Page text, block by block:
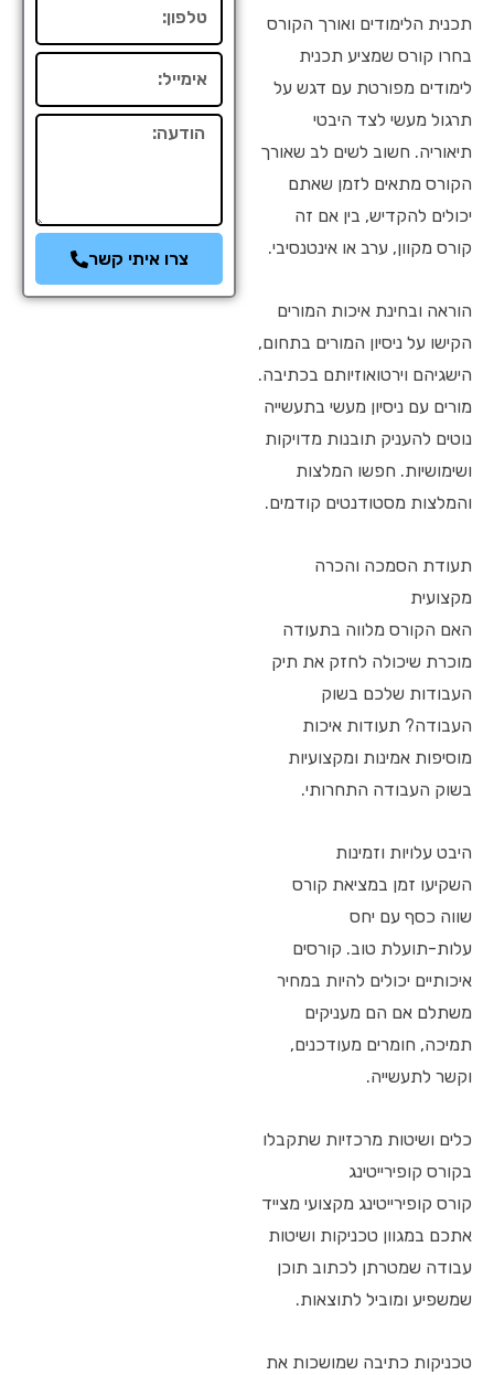
תכנית הלימודים ואורך הקורס
בחרו קורס שמציע תכנית
לימודים מפורטת עם דגש על
תרגול מעשי לצד היבטי
תיאוריה. חשוב לשים לב שאורך
הקורס מתאים לזמן שאתם
יכולים להקדיש, בין אם זה
קורס מקוון, ערב או אינטנסיבי.
הוראה ובחינת איכות המורים
הקישו על ניסיון המורים בתחום,
הישגיהם וירטואוזיותם בכתיבה.
מורים עם ניסיון מעשי בתעשייה
נוטים להעניק תובנות מדויקות
ושימושיות. חפשו המלצות
והמלצות מסטודנטים קודמים.
תעודת הסמכה והכרה
מקצועית
האם הקורס מלווה בתעודה
מוכרת שיכולה לחזק את תיק
העבודות שלכם בשוק
העבודה? תעודות איכות
מוסיפות אמינות ומקצועיות
בשוק העבודה התחרותי.
היבט עלויות וזמינות
השקיעו זמן במציאת קורס
שווה כסף עם יחס
עלות-תועלת טוב. קורסים
איכותיים יכולים להיות במחיר
משתלם אם הם מעניקים
תמיכה, חומרים מעודכנים,
וקשר לתעשייה.
כלים ושיטות מרכזיות שתקבלו
בקורס קופירייטינג
קורס קופירייטינג מקצועי מצייד
אתכם במגוון טכניקות ושיטות
עבודה שמטרתן לכתוב תוכן
שמשפיע ומוביל לתוצאות.
טכניקות כתיבה שמושכות את
הודעה
צרו איתי קשר